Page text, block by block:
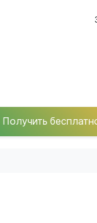
Получить